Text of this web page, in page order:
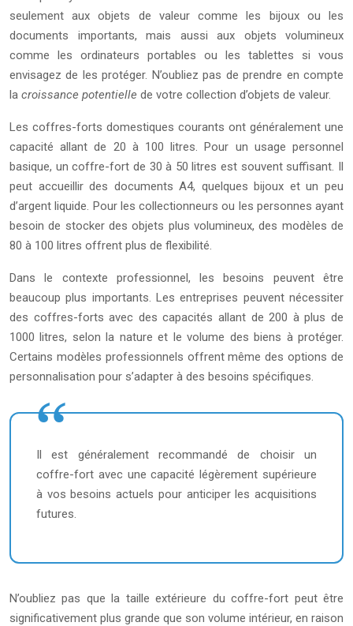
seulement aux objets de valeur comme les bijoux ou les
documents importants, mais aussi aux objets volumineux
comme les ordinateurs portables ou les tablettes si vous
envisagez de les protéger. N’oubliez pas de prendre en compte
la croissance potentielle de votre collection d’objets de valeur.
Les coffres-forts domestiques courants ont généralement une
capacité allant de 20 à 100 litres. Pour un usage personnel
basique, un coffre-fort de 30 à 50 litres est souvent suffisant. Il
peut accueillir des documents A4, quelques bijoux et un peu
d’argent liquide. Pour les collectionneurs ou les personnes ayant
besoin de stocker des objets plus volumineux, des modèles de
80 à 100 litres offrent plus de flexibilité.
Dans le contexte professionnel, les besoins peuvent être
beaucoup plus importants. Les entreprises peuvent nécessiter
des coffres-forts avec des capacités allant de 200 à plus de
1000 litres, selon la nature et le volume des biens à protéger.
Certains modèles professionnels offrent même des options de
personnalisation pour s’adapter à des besoins spécifiques.
Il est généralement recommandé de choisir un
coffre-fort avec une capacité légèrement supérieure
à vos besoins actuels pour anticiper les acquisitions
futures.
N’oubliez pas que la taille extérieure du coffre-fort peut être
significativement plus grande que son volume intérieur, en raison